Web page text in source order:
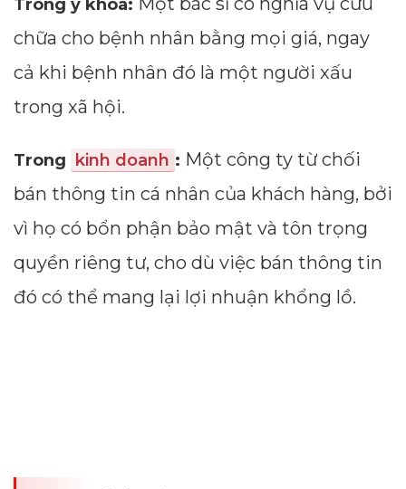
Trong y khoa:
chữa cho bệnh nhân bằng mọi giá, ngay
cả khi bệnh nhân đó là một người xấu
trong xã hội.
Trong kinh doanh : Một công ty từ chối
bán thông tin cá nhân của khách hàng, bởi
vì họ có bổn phận bảo mật và tôn trọng
quyền riêng tư, cho dù việc bán thông tin
đó có thể mang lại lợi nhuận khổng lồ.
Impressions
--